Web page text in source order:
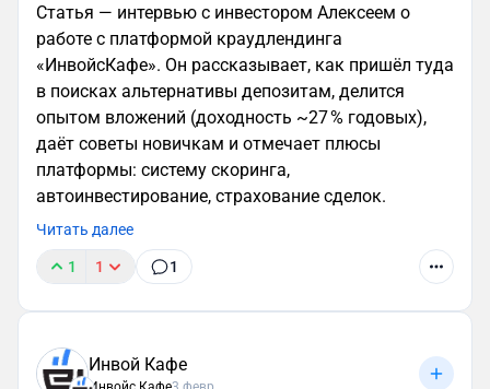
Статья — интервью с инвестором Алексеем о
работе с платформой краудлендинга
«ИнвойсКафе». Он рассказывает, как пришёл туда
в поисках альтернативы депозитам, делится
опытом вложений (доходность ~27 % годовых),
даёт советы новичкам и отмечает плюсы
платформы: систему скоринга,
автоинвестирование, страхование сделок.
Читать далее
1 1 1
Инвой Кафе